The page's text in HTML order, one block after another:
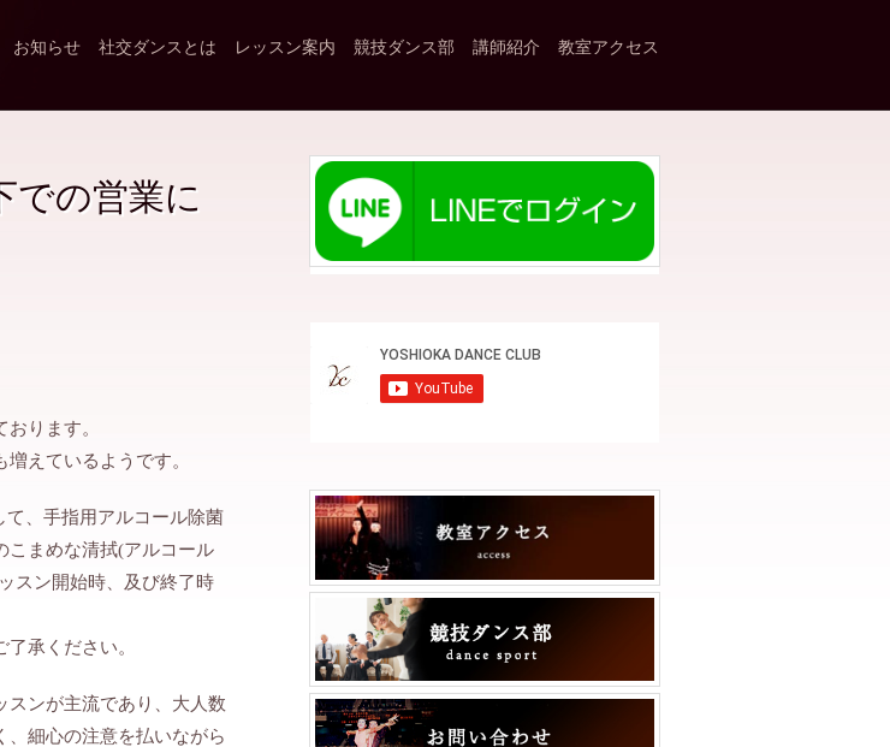
お知らせ 社交ダンスとは レッスン案内 競技ダンス部 講師紹介 教室アクセス
での営業に
ります。
えているようです。
、手指用アルコール除菌
こまめな清拭(アルコール
スン開始時、及び終了時
承ください。
スンが主流であり、大人数
細心の注意を払いながら